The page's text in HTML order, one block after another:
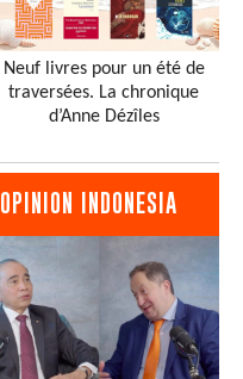
Neuf livres pour un été de
traversées. La chronique
d’Anne Dézîles
OPINION INDONESIA